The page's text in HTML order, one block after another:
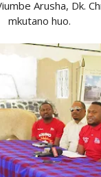
Arusha, Dk.
mkutano huo.